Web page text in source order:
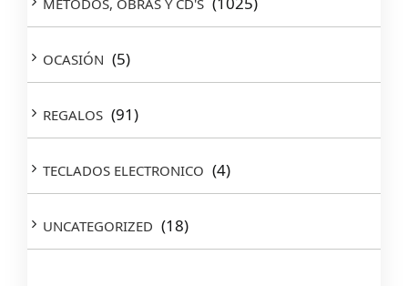
MÉTODOS, OBRAS Y CD'S
OCASIÓN (5)
REGALOS (91)
TECLADOS ELECTRONICO (4)
UNCATEGORIZED (18)